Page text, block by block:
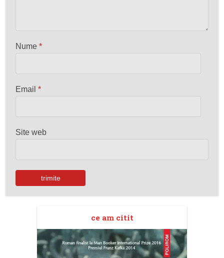
Nume*
Email*
Site web
ce am citit